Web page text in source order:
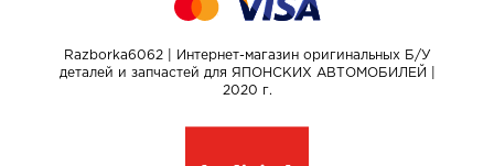
Razborka6062 | Интернет-магазин оригинальных Б/У
деталей и запчастей для ЯПОНСКИХ АВТОМОБИЛЕЙ |
2020 г.